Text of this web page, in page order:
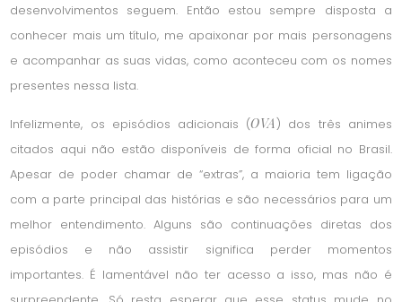
desenvolvimentos seguem. Então estou sempre disposta a
conhecer mais um título, me apaixonar por mais personagens
e acompanhar as suas vidas, como aconteceu com os nomes
presentes nessa lista.
Infelizmente, os episódios adicionais (OVA) dos três animes
citados aqui não estão disponíveis de forma oficial no Brasil.
Apesar de poder chamar de “extras”, a maioria tem ligação
com a parte principal das histórias e são necessários para um
melhor entendimento. Alguns são continuações diretas dos
episódios e não assistir significa perder momentos
importantes. É lamentável não ter acesso a isso, mas não é